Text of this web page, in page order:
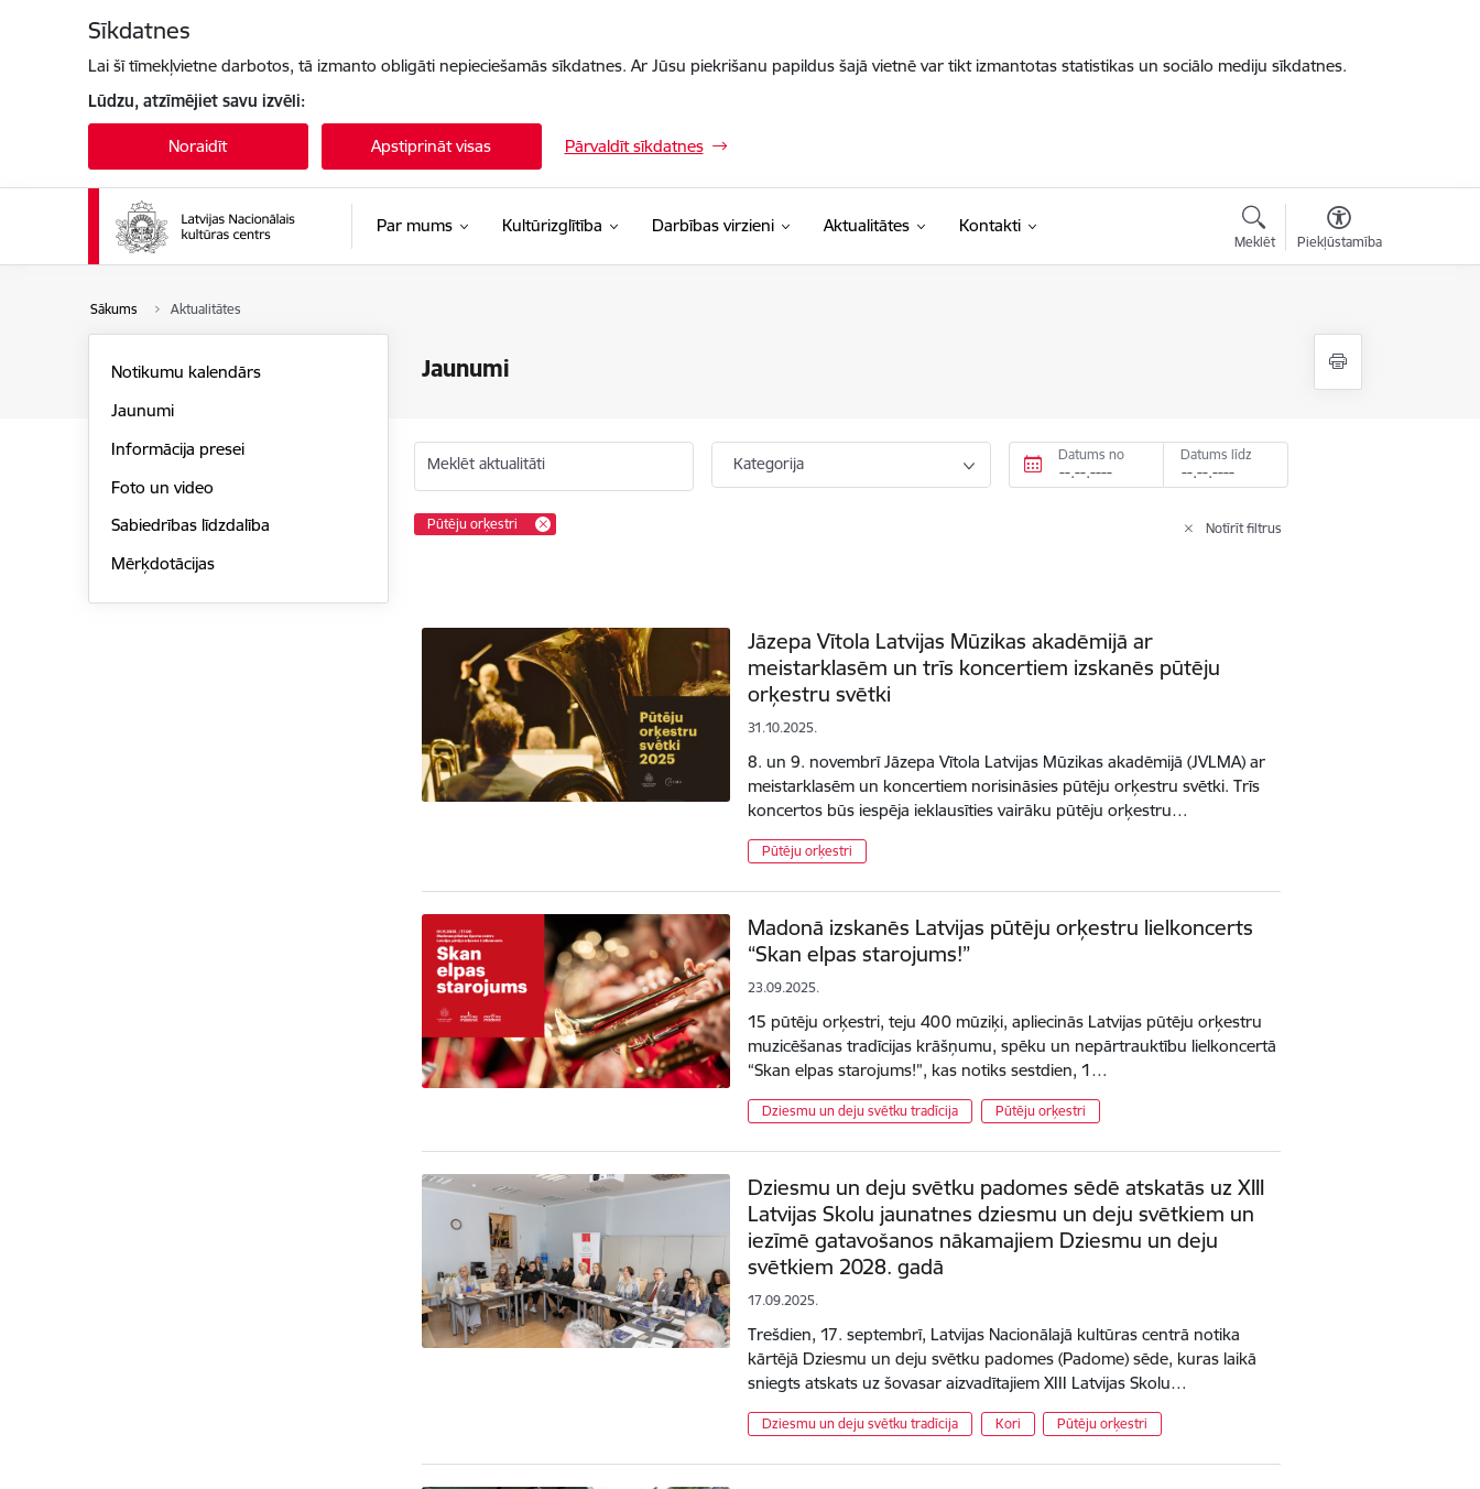
Sīkdatnes
Lai šī tīmekļvietne darbotos, tā izmanto obligāti nepieciešamās sīkdatnes. Ar Jūsu piekrišanu papildus šajā vietnē var tikt izmantotas statistikas un sociālo mediju sīkdatnes.
Lūdzu, atzīmējiet savu izvēli:
Noraidīt Apstiprināt visas Pārvaldīt sīkdatnes
Par mums Kultūrizglītība Darbības virzieni Aktualitātes Kontakti
Meklēt Piekļūstamība
Sākums Aktualitātes
Jaunumi
Notikumu kalendārs
Jaunumi
Informācija presei
Foto un video
Sabiedrības līdzdalība
Mērķdotācijas
Meklēt aktualitāti Kategorija Datums no Datums līdz
Pūtēju orķestri Notīrīt filtrus
Jāzepa Vītola Latvijas Mūzikas akadēmijā ar
meistarklasēm un trīs koncertiem izskanēs pūtēju
orķestru svētki
31.10.2025.
8. un 9. novembrī Jāzepa Vītola Latvijas Mūzikas akadēmijā (JVLMA) ar
meistarklasēm un koncertiem norisināsies pūtēju orķestru svētki. Trīs
koncertos būs iespēja ieklausīties vairāku pūtēju orķestru…
Pūtēju orķestri
Madonā izskanēs Latvijas pūtēju orķestru lielkoncerts
“Skan elpas starojums!”
23.09.2025.
15 pūtēju orķestri, teju 400 mūziķi, apliecinās Latvijas pūtēju orķestru
muzicēšanas tradīcijas krāšņumu, spēku un nepārtrauktību lielkoncertā
“Skan elpas starojums!”, kas notiks sestdien, 1…
Dziesmu un deju svētku tradīcija Pūtēju orķestri
Dziesmu un deju svētku padomes sēdē atskatās uz XIII
Latvijas Skolu jaunatnes dziesmu un deju svētkiem un
iezīmē gatavošanos nākamajiem Dziesmu un deju
svētkiem 2028. gadā
17.09.2025.
Trešdien, 17. septembrī, Latvijas Nacionālajā kultūras centrā notika
kārtējā Dziesmu un deju svētku padomes (Padome) sēde, kuras laikā
sniegts atskats uz šovasar aizvadītajiem XIII Latvijas Skolu…
Dziesmu un deju svētku tradīcija Kori Pūtēju orķestri